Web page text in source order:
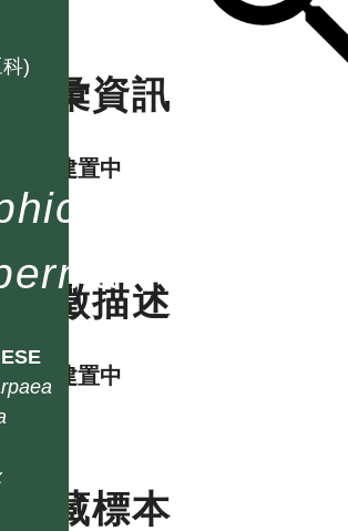
)
名彙資訊
資料建置中
特徵描述
資料建置中
典藏標本